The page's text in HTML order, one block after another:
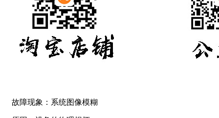
故障现象：系统图像模糊